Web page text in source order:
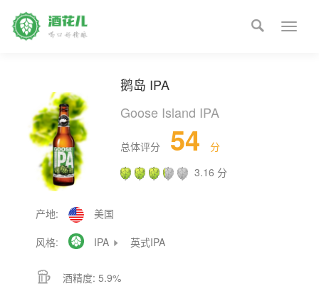
Toggle

鹅岛 IPA
Goose Island IPA
总体评分 54
分
3.16 分
产地: 美国
风格:  IPA  英式IPA
 酒精度: 5.9%